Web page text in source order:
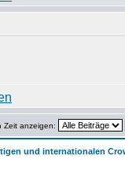
Zeit anzeigen:
und internationalen